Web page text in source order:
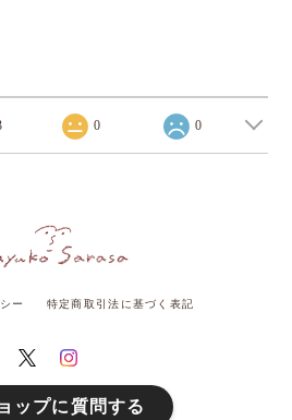
0 0
ー 特定商取引法に基づく表記
こ Online Shop All rights reserved.
ップに質問する